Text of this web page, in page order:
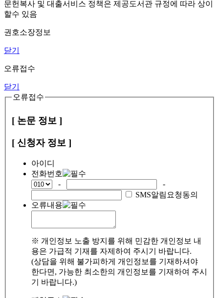
문헌복사 및 대출서비스 정책은 제공도서관 규정에 따라 상이
할수 있음
권호소장정보
닫기
오류접수
닫기
오류접수
[ 논문 정보 ]
[ 신청자 정보 ]
아이디
전화번호
-
-
SMS알림요청동의
오류내용
※ 개인정보 노출 방지를 위해 민감한 개인정보 내
용은 가급적 기재를 자제하여 주시기 바랍니다.
(상담을 위해 불가피하게 개인정보를 기재하셔야
한다면, 가능한 최소한의 개인정보를 기재하여 주시
기 바랍니다.)